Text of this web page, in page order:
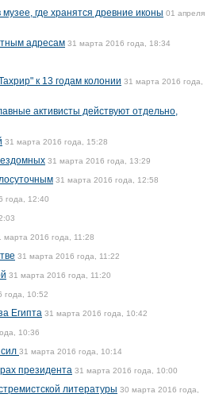
где хранятся древние иконы 01 апреля
адресам 31 марта 2016 года, 18:34
к 13 годам колонии 31 марта 2016 года,
активисты действуют отдельно,
31 марта 2016 года, 15:28
31 марта 2016 года, 13:29
31 марта 2016 года, 12:58
года, 12:40
марта 2016 года, 11:28
31 марта 2016 года, 11:22
31 марта 2016 года, 11:20
года, 10:52
Египта 31 марта 2016 года, 10:42
10:36
31 марта 2016 года, 10:14
президента 31 марта 2016 года, 10:00
литературы 30 марта 2016 года,